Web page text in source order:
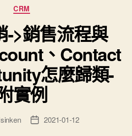
分
類
CRM
->銷售流程與
、Contact
怎麼歸類-
實例
文 2021-01-12